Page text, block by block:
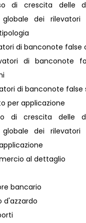
di crescita delle
dei rilevatori
di banconote
di banconote
di banconote false
per applicazione
di crescita delle
dei rilevatori
al dettaglio
bancario
d'azzardo